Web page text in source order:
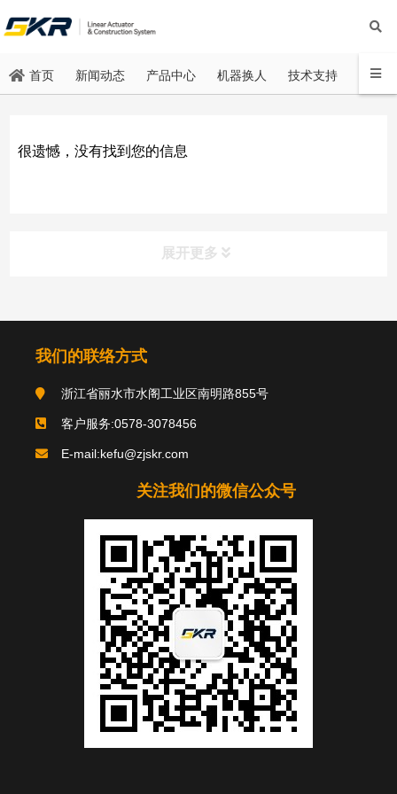
首页 新闻动态 产品中心 机器换人 技术支持 联系
很遗憾，没有找到您的信息
展开更多
我们的联络方式
浙江省丽水市水阁工业区南明路855号
客户服务:0578-3078456
E-mail:kefu@zjskr.com
关注我们的微信公众号